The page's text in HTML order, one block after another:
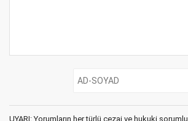
UYARI: Yorumların her türlü cezai ve hukuki